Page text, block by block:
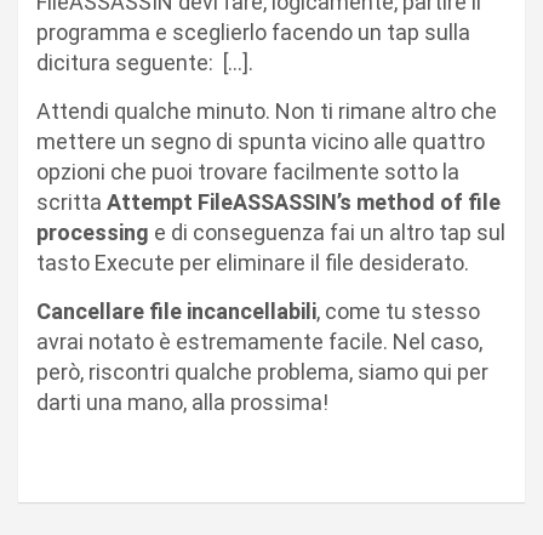
programma e sceglierlo facendo un tap sulla
dicitura seguente: […].
Attendi qualche minuto. Non ti rimane altro che
mettere un segno di spunta vicino alle quattro
opzioni che puoi trovare facilmente sotto la
scritta Attempt FileASSASSIN’s method of file
processing e di conseguenza fai un altro tap sul
tasto Execute per eliminare il file desiderato.
Cancellare file incancellabili, come tu stesso
avrai notato è estremamente facile. Nel caso,
però, riscontri qualche problema, siamo qui per
darti una mano, alla prossima!